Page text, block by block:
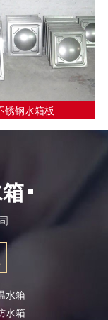
锈钢水箱板
水箱
水箱